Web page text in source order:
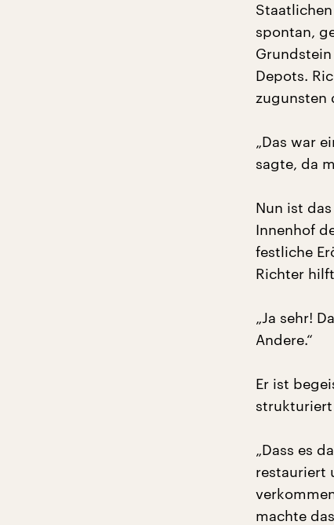
spontan,
Depots.
zugunsten
„Das war
sagte, da
Nun ist
Innenhof
festliche
Richter
„Ja sehr!
Andere.“
Er ist
strukturiert
„Dass es
restauriert
machte